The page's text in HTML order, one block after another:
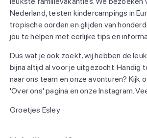
Nederland, testen kindercampings in
tropische oorden en glijden van
jou te helpen met eerlijke tips en
Dus wat je ook zoekt, wij hebben de
bijna altijd al voor je uitgezocht. Handig
naar ons team en onze avonturen? Kijk
'Over ons' pagina en onze Instagram.
Groetjes Esley